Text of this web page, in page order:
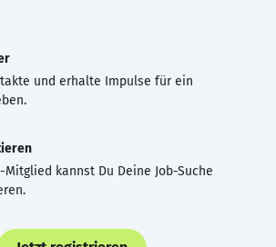
und erhalte Impulse für ein
kannst Du Deine Job-Suche